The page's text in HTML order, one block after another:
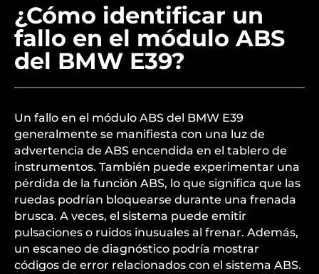
¿Cómo identificar un
fallo en el módulo ABS
del BMW E39?
Un fallo en el módulo ABS del BMW E39
generalmente se manifiesta con una luz de
advertencia de ABS encendida en el tablero de
instrumentos. También puede experimentar una
pérdida de la función ABS, lo que significa que las
ruedas podrían bloquearse durante una frenada
brusca. A veces, el sistema puede emitir
pulsaciones o ruidos inusuales al frenar. Además,
un escaneo de diagnóstico podría mostrar
códigos de error relacionados con el sistema ABS.